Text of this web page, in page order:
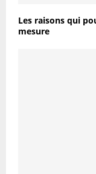
Les raisons qui
mesure